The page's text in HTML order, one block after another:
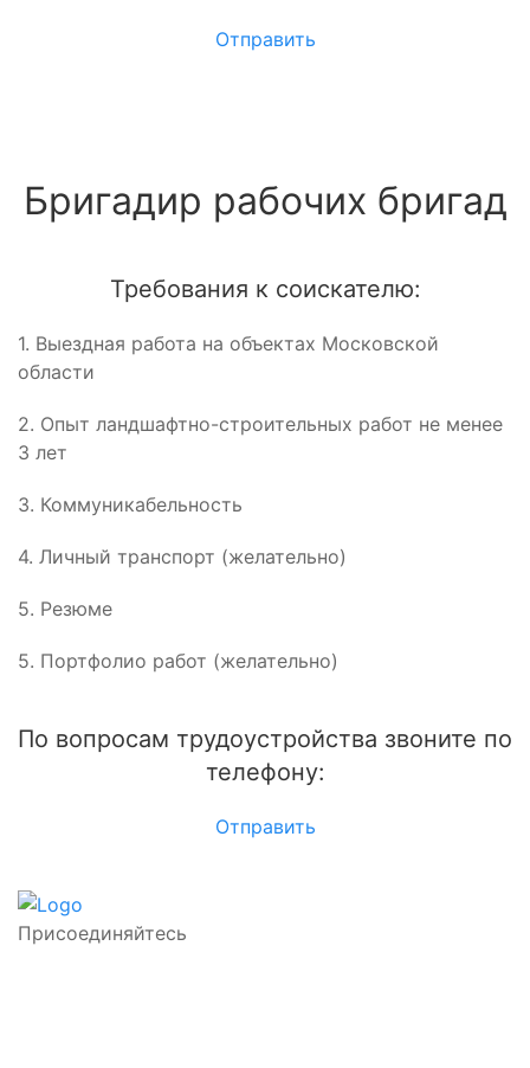
Отправить
Бригадир рабочих бригад
Требования к соискателю:
1. Выездная работа на объектах Московской
области
2. Опыт ландшафтно-строительных работ не менее
3 лет
3. Коммуникабельность
4. Личный транспорт (желательно)
5. Резюме
5. Портфолио работ (желательно)
По вопросам трудоустройства звоните по
телефону:
Отправить
Присоединяйтесь